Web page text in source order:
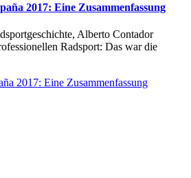
2017: Eine Zusammenfassung
Alberto Contador
Radsport: Das war die
2017: Eine Zusammenfassung